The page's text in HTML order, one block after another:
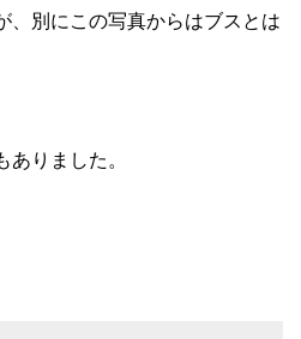
、別にこの写真からはブスとは
ありました。